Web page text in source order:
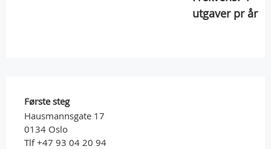
utgaver pr år
Første steg
Hausmannsgate 17
0134 Oslo
Tlf +47 93 04 20 94